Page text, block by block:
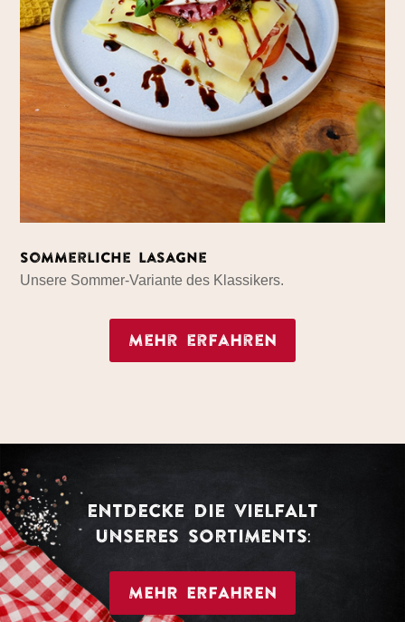
Sommerliche Lasagne
Unsere Sommer-Variante des Klassikers.
Mehr erfahren
ENTDECKE DIE VIELFALT
UNSERES SORTIMENTS:
MEHR ERFAHREN